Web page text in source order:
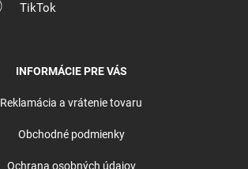
TikTok
INFORMÁCIE PRE VÁS
Reklamácia a vrátenie tovaru
Obchodné podmienky
Ochrana osobných údajov